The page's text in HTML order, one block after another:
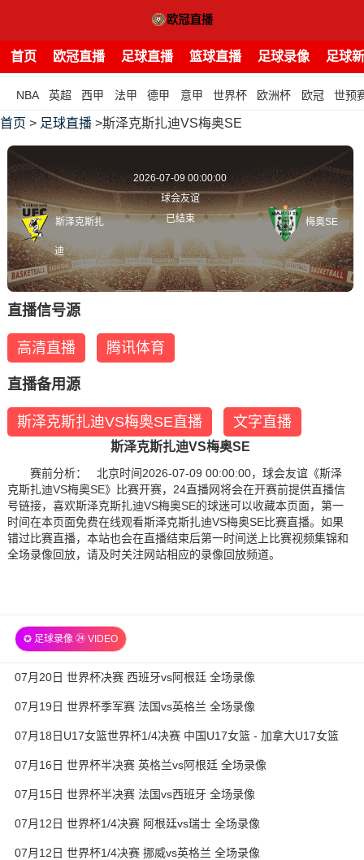
首页 欧冠直播 足球直播 篮球直播 足球录像 足球
NBA 英超 西甲 法甲 德甲 意甲 世界杯 欧洲杯 欧冠 世预
首页 > 足球直播 >斯泽克斯扎迪VS梅奥SE
斯泽克斯扎
迪
2026-07-09 00:00:00
球会友谊
已结束
梅奥SE
直播信号源
高清直播 腾讯体育
直播备用源
斯泽克斯扎迪VS梅奥SE直播 文字直播
斯泽克斯扎迪VS梅奥SE
赛前分析： 北京时间2026-07-09 00:00:00，球会友谊《斯泽
克斯扎迪VS梅奥SE》比赛开赛，24直播网将会在开赛前提供直播信
号链接，喜欢斯泽克斯扎迪VS梅奥SE的球迷可以收藏本页面，第一
时间在本页面免费在线观看斯泽克斯扎迪VS梅奥SE比赛直播。如果
错过比赛直播，本站也会在直播结束后第一时间送上比赛视频集锦和
全场录像回放，请及时关注网站相应的录像回放频道。
✪ 足球录像 ㉔ VIDEO
07月20日 世界杯决赛 西班牙vs阿根廷 全场录像
07月19日 世界杯季军赛 法国vs英格兰 全场录像
07月18日U17女篮世界杯1/4决赛 中国U17女篮 - 加拿大U17女篮
录像
07月16日 世界杯半决赛 英格兰vs阿根廷 全场录像
07月15日 世界杯半决赛 法国vs西班牙 全场录像
07月12日 世界杯1/4决赛 阿根廷vs瑞士 全场录像
07月12日 世界杯1/4决赛 挪威vs英格兰 全场录像